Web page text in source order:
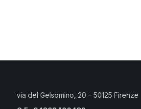
via del Gelsomino, 20 – 50125 Firenze